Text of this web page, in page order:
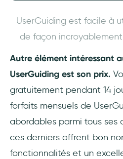
UserGuiding est facile à
de façon
Autre élément intéressant
UserGuiding est son prix.
gratuitement pendant 14
forfaits mensuels de
abordables parmi tous ses
ces derniers offrent bon
fonctionnalités et un